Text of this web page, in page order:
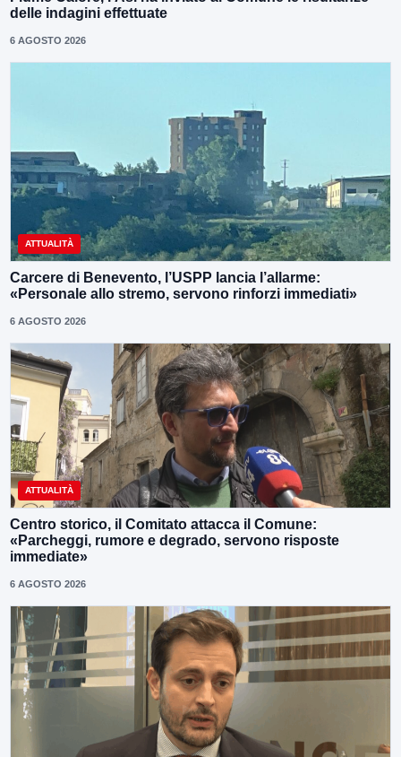
delle indagini effettuate
6 AGOSTO 2026
ATTUALITÀ
Carcere di Benevento, l’USPP lancia l’allarme:
«Personale allo stremo, servono rinforzi immediati»
6 AGOSTO 2026
ATTUALITÀ
Centro storico, il Comitato attacca il Comune:
«Parcheggi, rumore e degrado, servono risposte
immediate»
6 AGOSTO 2026